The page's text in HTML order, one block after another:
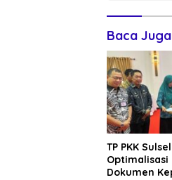
Baca Juga
TP PKK
Optimalisasi
Dokumen